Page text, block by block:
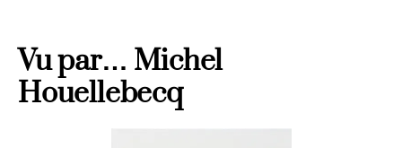
Vu par… Michel
Houellebecq